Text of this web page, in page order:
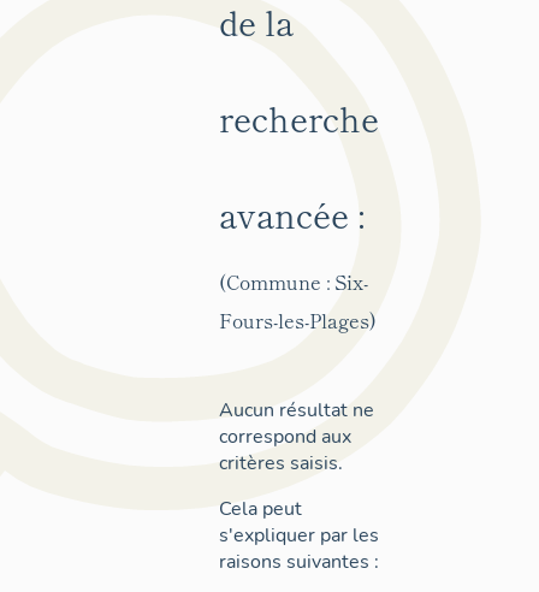
de la
recherche
avancée :
(Commune : Six-
Fours-les-Plages)
Aucun résultat ne
correspond aux
critères saisis.
Cela peut
s'expliquer par les
raisons suivantes :